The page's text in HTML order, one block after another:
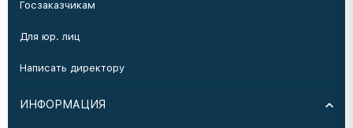
Госзаказчикам
Для юр. лиц
Написать директору
ИНФОРМАЦИЯ